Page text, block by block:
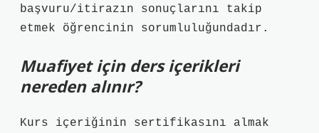
başvuru/itirazın sonuçlarını takip
etmek öğrencinin sorumluluğundadır.
Muafiyet için ders içerikleri
nereden alınır?
Kurs içeriğinin sertifikasını almak